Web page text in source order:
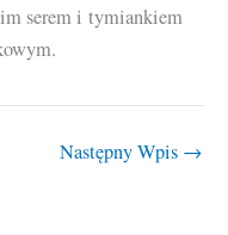
serem i tymiankiem
Następny Wpis →